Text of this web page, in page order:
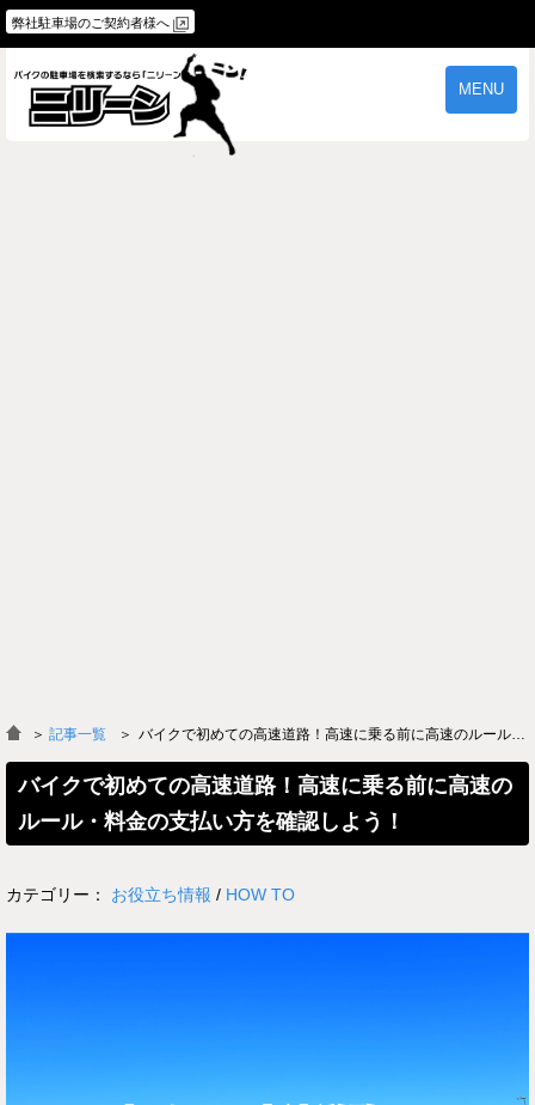
弊社駐車場のご契約者様へ
MENU
＞ 記事一覧 バイクで初めての高速道路！高速に乗る前に高速のルール・料金の支払い方を確認しよう！
バイクで初めての高速道路！高速に乗る前に高速の
ルール・料金の支払い方を確認しよう！
カテゴリー： お役立ち情報 / HOW TO